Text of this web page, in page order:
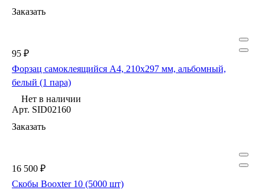
Заказать
95 ₽
Форзац самоклеящийся А4, 210х297 мм, альбомный,
белый (1 пара)
Нет в наличии
Арт. SID02160
Заказать
16 500 ₽
Скобы Booxter 10 (5000 шт)